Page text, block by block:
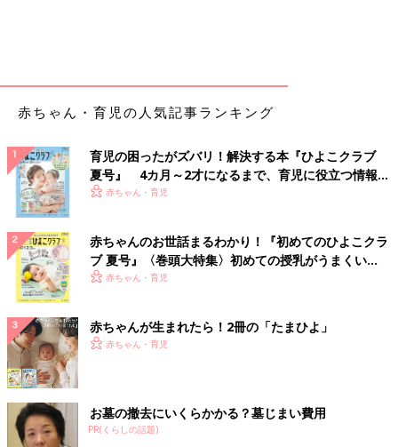
赤ちゃん・育児の人気記事ランキング
育児の困ったがズバリ！解決する本『ひよこクラブ
夏号』 4カ月～2才になるまで、育児に役立つ情報が
いっぱい！
赤ちゃん・育児
赤ちゃんのお世話まるわかり！『初めてのひよこクラ
ブ 夏号』〈巻頭大特集〉初めての授乳がうまくい
く！ おっぱい・ミルクの基本と夏のトラブル 解決テ
赤ちゃん・育児
赤ちゃんが生まれたら！2冊の「たまひよ」
赤ちゃん・育児
お墓の撤去にいくらかかる？墓じまい費用
PR(くらしの話題)